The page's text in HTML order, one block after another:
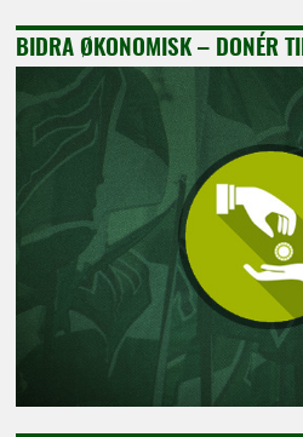
BIDRA ØKONOMISK – DONÉR